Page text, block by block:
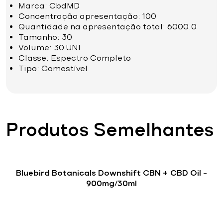
Marca: CbdMD
Concentração apresentação: 100
Quantidade na apresentação total: 6000.0
Tamanho: 30
Volume: 30 UNI
Classe: Espectro Completo
Tipo: Comestível
Produtos Semelhantes
Bluebird Botanicals Downshift CBN + CBD Oil –
900mg/30ml